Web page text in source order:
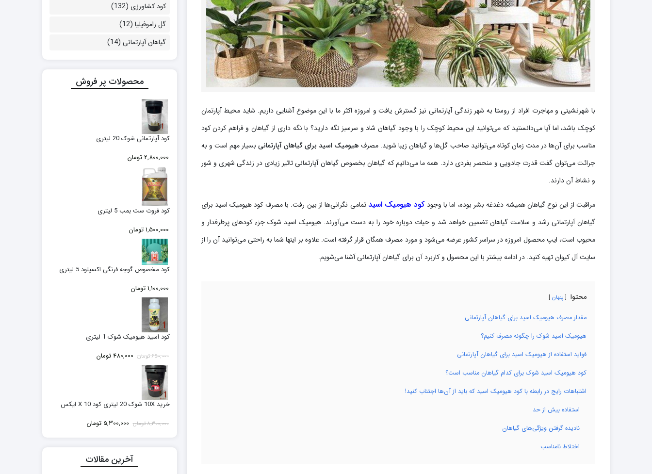
با شهرنشینی و مهاجرت افراد از روستا به شهر زندگی آپارتمانی نیز گسترش یافت و امروزه اکثر ما با این موضوع آشنایی داریم. شاید محیط آپارتمان
کوچک باشد، اما آیا می‌دانستید که می‌توانید این محیط کوچک را با وجود گیاهان شاد و سرسبز نگه دارید؟ با نگه داری از گیاهان و فراهم کردن کود
مناسب برای آن‌ها در مدت زمان کوتاه می‌توانید صاحب گل‌ها و گیاهان زیبا شوید. مصرف هیومیک اسید برای گیاهان آپارتمانی بسیار مهم است و به
جرائت می‌توان گفت قدرت جادویی و منحصر بفردی دارد. همه ما می‌دانیم که گیاهان بخصوص گیاهان آپارتمانی تاثیر زیادی در زندگی شهری و شور
و نشاط آن دارند.
مراقبت از این نوع گیاهان همیشه دغدغه بشر بوده، اما با وجود کود هیومیک اسیدتمامی نگرانی‌ها از بین رفت. با مصرف کود هیومیک اسید برای
گیاهان آپارتمانی رشد و سلامت گیاهان تضمین خواهد شد و حیات دوباره خود را به دست می‌آورند. هیومیک اسید شوک جزء کودهای پرطرفدار و
محبوب است، ایپ محصول امروزه در سراسر کشور عرضه می‌شود و مورد مصرف همگان قرار گرفته است. علاوه بر اینها شما به راحتی می‌توانید آن را از
سایت آل کیوان تهیه کنید. در ادامه بیشتر با این محصول و کاربرد آن برای گیاهان آپارتمانی آشنا می‌شویم.
محتوا پنهان
مقدار مصرف هیومیک اسید برای گیاهان آپارتمانی
هیومیک اسید شوک را چگونه مصرف کنیم؟
فواید استفاده از هیومیک اسید برای گیاهان آپارتمانی
کود هیومیک اسید شوک برای کدام گیاهان مناسب است؟
اشتباهات رایج در رابطه با کود هیومیک اسید که باید از آن‌ها اجتناب کنید!
استفاده بیش از حد
نادیده گرفتن ویژگی‌های گیاهان
اختلاط نامناسب
کود کشاورزی (132)
گل زاموفیلیا (12)
گیاهان آپارتمانی (14)
محصولات پر فروش
کود آپارتمانی شوک 20 لیتری
2,800,000 تومان
کود فروت ست بمب 5 لیتری
1,500,000 تومان
کود مخصوص گوجه فرنگی اکسپلود 5 لیتری
1,100,000 تومان
کود اسید هیومیک شوک 1 لیتری
650,000تومان قیمت
480,000 تومان
خرید 10X شوک 20 لیتری کود 10 X ایکس
8,300,000تومان قیمت
بود.
5,300,000 تومان
آخرین مقالات